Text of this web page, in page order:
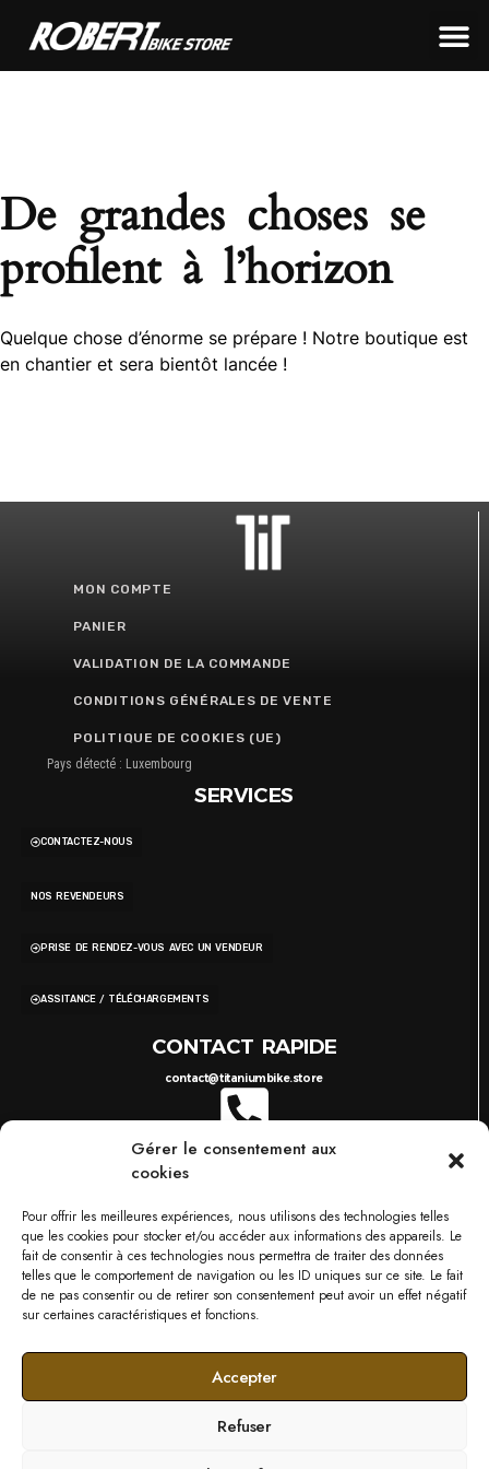
Gérer le consentement aux
cookies
Pour offrir les meilleures expériences, nous utilisons des technologies telles
que les cookies pour stocker et/ou accéder aux informations des appareils. Le
fait de consentir à ces technologies nous permettra de traiter des données
telles que le comportement de navigation ou les ID uniques sur ce site. Le fait
de ne pas consentir ou de retirer son consentement peut avoir un effet négatif
sur certaines caractéristiques et fonctions.
Accepter
Refuser
De grandes choses se
profilent à l’horizon
Quelque chose d’énorme se prépare ! Notre boutique est
en chantier et sera bientôt lancée !
MON COMPTE
PANIER
VALIDATION DE LA COMMANDE
CONDITIONS GÉNÉRALES DE VENTE
POLITIQUE DE COOKIES (UE)
Pays détecté : Luxembourg
SERVICES
CONTACTEZ-NOUS
NOS REVENDEURS
PRISE DE RENDEZ-VOUS AVEC UN VENDEUR
ASSITANCE / TÉLÉCHARGEMENTS
CONTACT RAPIDE
contact@titaniumbike.store
0035 26 61 40 36 17
749 RUE DU BOIS D'ORLY, 57685 AUGNY
NOS MARQUES